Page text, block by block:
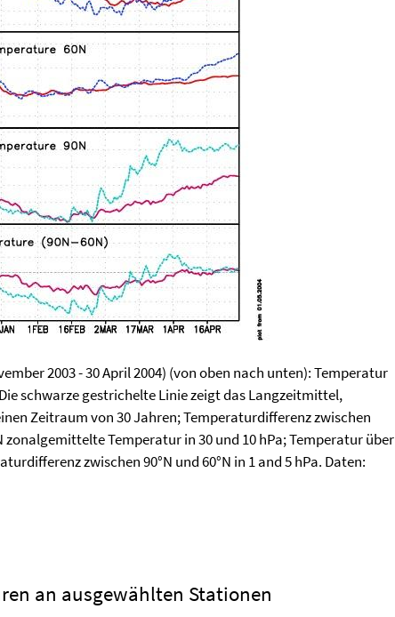
2003 - 30 April 2004) (von oben nach unten): Temperatur
schwarze gestrichelte Linie zeigt das Langzeitmittel,
Zeitraum von 30 Jahren; Temperaturdifferenz zwischen
zonalgemittelte Temperatur in 30 und 10 hPa; Temperatur über
zwischen 90°N und 60°N in 1 and 5 hPa. Daten:
an ausgewählten Stationen